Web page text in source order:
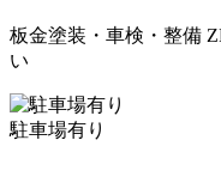
板金塗装・車検・整備
い
駐車場有り